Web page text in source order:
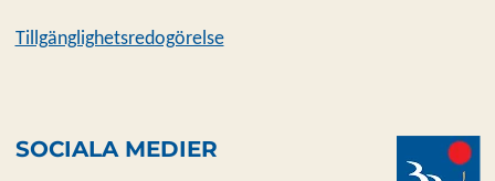
Tillgänglighetsredogörelse
SOCIALA MEDIER